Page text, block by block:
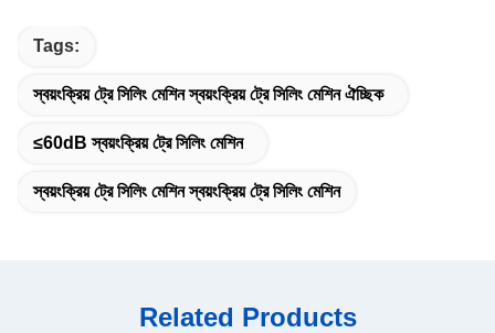
Tags:
স্বয়ংক্রিয় ট্রে সিলিং মেশিন স্বয়ংক্রিয় ট্রে সিলিং মেশিন ঐচ্ছিক
≤60dB স্বয়ংক্রিয় ট্রে সিলিং মেশিন
স্বয়ংক্রিয় ট্রে সিলিং মেশিন স্বয়ংক্রিয় ট্রে সিলিং মেশিন
Related Products